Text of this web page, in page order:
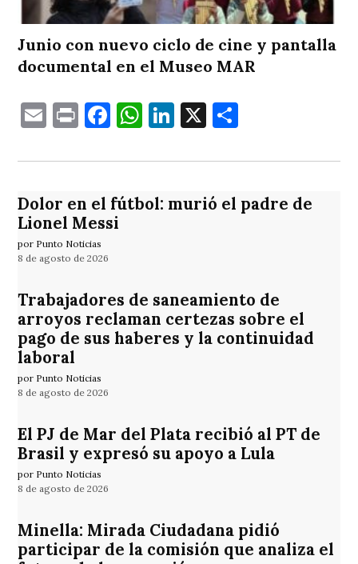
Junio con nuevo ciclo de cine y pantalla
documental en el Museo MAR
EmailPrintFacebook
WhatsApp
LinkedIn
X
Dolor en el fútbol: murió el padre de
Lionel Messi
por Punto Noticias
8 de agosto de 2026
Trabajadores de saneamiento de
arroyos reclaman certezas sobre el
pago de sus haberes y la continuidad
laboral
por Punto Noticias
8 de agosto de 2026
El PJ de Mar del Plata recibió al PT de
Brasil y expresó su apoyo a Lula
por Punto Noticias
8 de agosto de 2026
Minella: Mirada Ciudadana pidió
participar de la comisión que analiza el